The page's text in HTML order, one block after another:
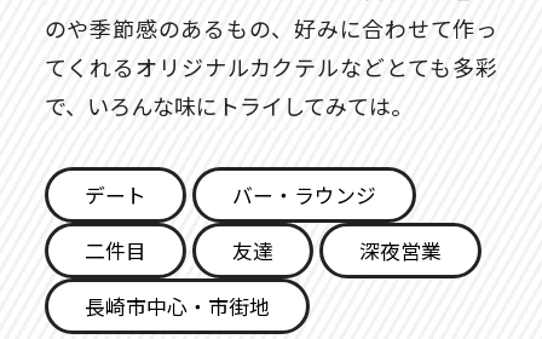
のや季節感のあるもの、好みに合わせて作っ
てくれるオリジナルカクテルなどとても多彩
で、いろんな味にトライしてみては。
デート
バー・ラウンジ
二件目
友達
深夜営業
長崎市中心・市街地